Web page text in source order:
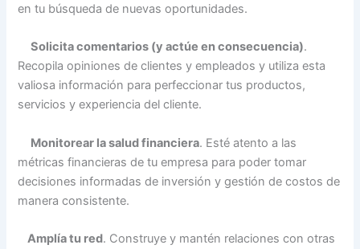
en tu búsqueda de nuevas oportunidades.
Solicita comentarios (y actúe en consecuencia).
Recopila opiniones de clientes y empleados y utiliza esta
valiosa información para perfeccionar tus productos,
servicios y experiencia del cliente.
Monitorear la salud financiera. Esté atento a las
métricas financieras de tu empresa para poder tomar
decisiones informadas de inversión y gestión de costos de
manera consistente.
Amplía tu red. Construye y mantén relaciones con otras